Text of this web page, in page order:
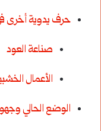
حرف يدوية أخرى
صناعة العود
الأعمال
الوضع الحالي